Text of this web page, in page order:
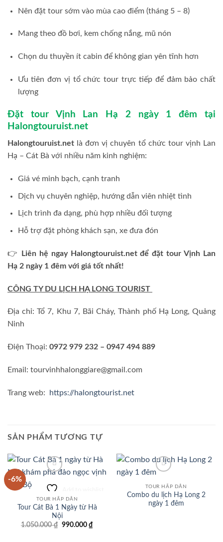
Nên đặt tour sớm vào mùa cao điểm (tháng 5 – 8)
Mang theo đồ bơi, kem chống nắng, mũ nón
Chọn du thuyền ít cabin để không gian yên tĩnh hơn
Ưu tiên đơn vị tổ chức tour trực tiếp để đảm bảo chất
lượng
Đặt tour Vịnh Lan Hạ 2 ngày 1 đêm tại
Halongtouruist.net
Halongtouruist.net là đơn vị chuyên tổ chức tour vịnh Lan
Hạ – Cát Bà với nhiều năm kinh nghiệm:
Giá vé minh bạch, cạnh tranh
Dịch vụ chuyên nghiệp, hướng dẫn viên nhiệt tình
Lịch trình đa dạng, phù hợp nhiều đối tượng
Hỗ trợ đặt phòng khách sạn, xe đưa đón
👉
Liên hệ ngay Halongtouruist.net để đặt tour Vịnh Lan
Hạ 2 ngày 1 đêm với giá tốt nhất!
CÔNG TY DU LỊCH HẠ LONG TOURIST
Địa chỉ: Tổ 7, Khu 7, Bãi Cháy, Thành phố Hạ Long, Quảng
Ninh
Điện Thoại: 0972 979 232 – 0947 494 889
Email: tourvinhhalonggiare@gmail.com
Trang web: https://halongtourist.net
SẢN PHẨM TƯƠNG TỰ
-6%
TOUR HẤP DẪN
Tour Cát Bà 1 Ngày từ Hà
Nội
1.050.000₫ Giá
990.000₫
Add to wishlist
TOUR HẤP DẪN
Combo du lịch Hạ Long 2
ngày 1 đêm